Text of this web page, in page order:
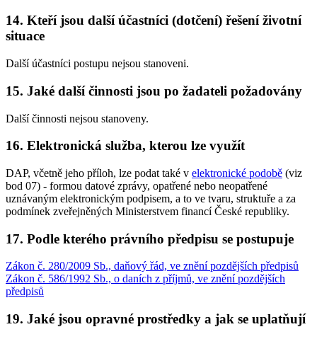
14. Kteří jsou další účastníci (dotčení) řešení životní
situace
Další účastníci postupu nejsou stanoveni.
15. Jaké další činnosti jsou po žadateli požadovány
Další činnosti nejsou stanoveny.
16. Elektronická služba, kterou lze využít
DAP, včetně jeho příloh, lze podat také v elektronické podobě (viz
bod 07) - formou datové zprávy, opatřené nebo neopatřené
uznávaným elektronickým podpisem, a to ve tvaru, struktuře a za
podmínek zveřejněných Ministerstvem financí České republiky.
17. Podle kterého právního předpisu se postupuje
Zákon č. 280/2009 Sb., daňový řád, ve znění pozdějších předpisů
Zákon č. 586/1992 Sb., o daních z příjmů, ve znění pozdějších
předpisů
19. Jaké jsou opravné prostředky a jak se uplatňují